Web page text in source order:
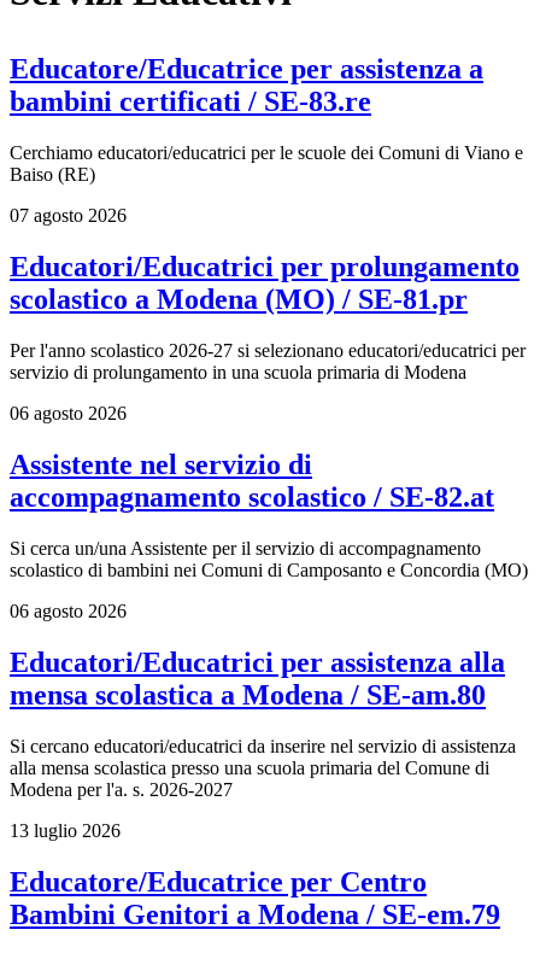
Educatore/Educatrice per assistenza a
bambini certificati / SE-83.re
Cerchiamo educatori/educatrici per le scuole dei Comuni di Viano e
Baiso (RE)
07 agosto 2026
Educatori/Educatrici per prolungamento
scolastico a Modena (MO) / SE-81.pr
Per l'anno scolastico 2026-27 si selezionano educatori/educatrici per
servizio di prolungamento in una scuola primaria di Modena
06 agosto 2026
Assistente nel servizio di
accompagnamento scolastico / SE-82.at
Si cerca un/una Assistente per il servizio di accompagnamento
scolastico di bambini nei Comuni di Camposanto e Concordia (MO)
06 agosto 2026
Educatori/Educatrici per assistenza alla
mensa scolastica a Modena / SE-am.80
Si cercano educatori/educatrici da inserire nel servizio di assistenza
alla mensa scolastica presso una scuola primaria del Comune di
Modena per l'a. s. 2026-2027
13 luglio 2026
Educatore/Educatrice per Centro
Bambini Genitori a Modena / SE-em.79